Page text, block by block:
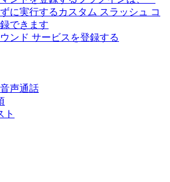
に実行するカスタム スラッシュ コ
できます
ンド サービスを登録する
声通話
ト